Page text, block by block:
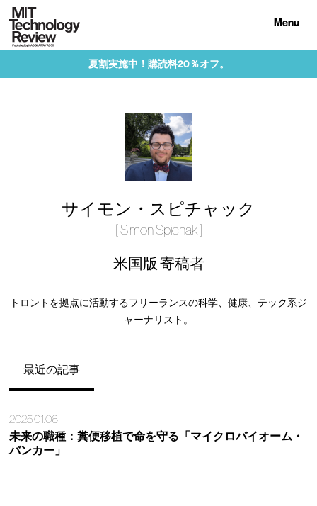
Menu
夏割実施中！購読料20％オフ。
サイモン・スピチャック
[ Simon Spichak ]
米国版 寄稿者
トロントを拠点に活動するフリーランスの科学、健康、テック系ジ
ャーナリスト。
最近の記事
2025.01.06
未来の職種：糞便移植で命を守る「マイクロバイオーム・
バンカー」